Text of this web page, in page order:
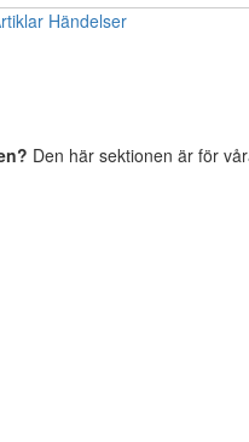
Händelser
Den här sektionen är för